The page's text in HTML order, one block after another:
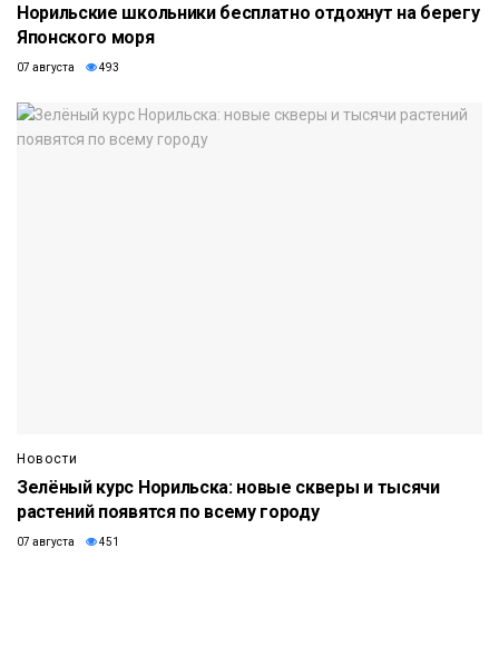
Норильские школьники бесплатно отдохнут на берегу
Японского моря
07 августа 493
Новости
Зелёный курс Норильска: новые скверы и тысячи
растений появятся по всему городу
07 августа 451